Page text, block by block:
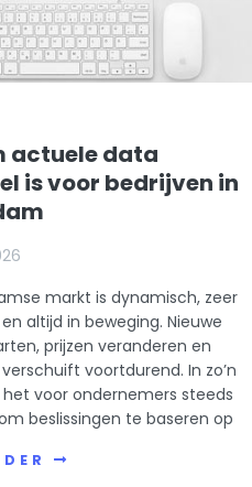
actuele data
is voor bedrijven in
markt is dynamisch, zeer
altijd in beweging. Nieuwe
prijzen veranderen en
voortdurend. In zo’n
voor ondernemers steeds
beslissingen te baseren op